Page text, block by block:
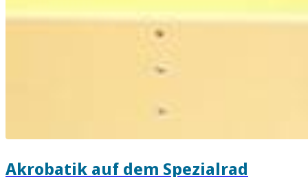
Akrobatik auf dem Spezialrad